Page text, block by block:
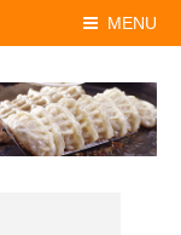
MENU